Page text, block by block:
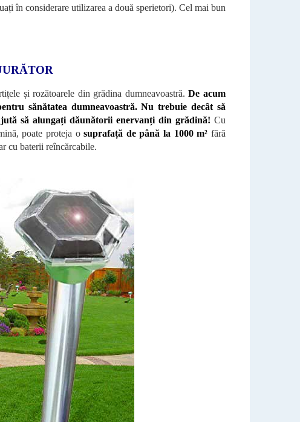
în considerare utilizarea a două sperietori). Cel mai bun
și rozătoarele din grădina dumneavoastră.De acum
sănătatea dumneavoastră. Nu trebuie decât să
să alungați dăunătorii enervanți din grădină! Cu
poate proteja osuprafață de până la 1000 m² fără
cu baterii reîncărcabile.